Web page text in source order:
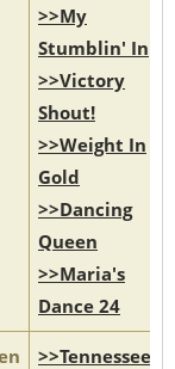
>>My
Stumblin' In
>>Victory
Shout!
>>Weight In
Gold
>>Dancing
Queen
>>Maria's
Dance 24
>>Tennessee